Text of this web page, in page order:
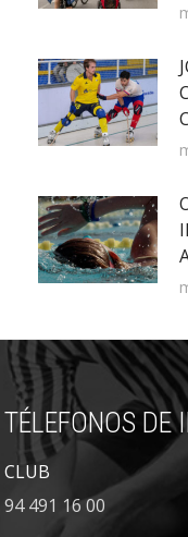
TÉLEFONOS DE
CLUB
94 491 16 00